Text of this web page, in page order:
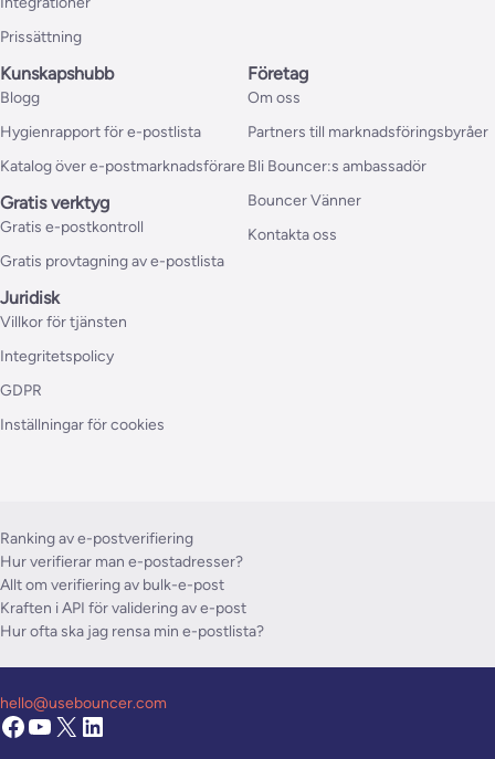
Prissättning
Kunskapshubb
Blogg
Hygienrapport för e-postlista
Katalog över e-postmarknadsförare
Gratis verktyg
Gratis e-postkontroll
Gratis provtagning av e-postlista
Företag
Om oss
Partners till marknadsföringsbyråer
Bli Bouncer:s ambassadör
Bouncer Vänner
Kontakta oss
Juridisk
Villkor för tjänsten
Integritetspolicy
GDPR
Inställningar för cookies
Ranking av e-postverifiering
Hur verifierar man e-postadresser?
Allt om verifiering av bulk-e-post
Kraften i API för validering av e-post
Hur ofta ska jag rensa min e-postlista?
hello@usebouncer.com